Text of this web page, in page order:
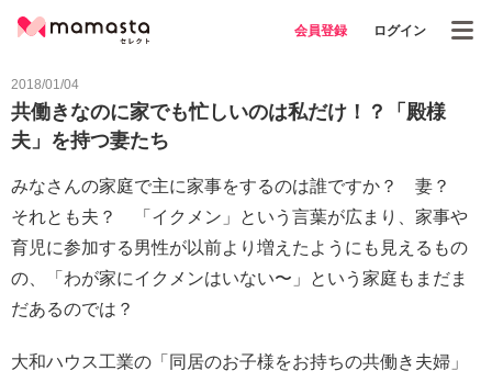
会員登録 ログイン
2018/01/04
共働きなのに家でも忙しいのは私だけ！？「殿様
夫」を持つ妻たち
みなさんの家庭で主に家事をするのは誰ですか？ 妻？
それとも夫？ 「イクメン」という言葉が広まり、家事や
育児に参加する男性が以前より増えたようにも見えるもの
の、「わが家にイクメンはいない〜」という家庭もまだま
だあるのでは？
大和ハウス工業の「同居のお子様をお持ちの共働き夫婦」